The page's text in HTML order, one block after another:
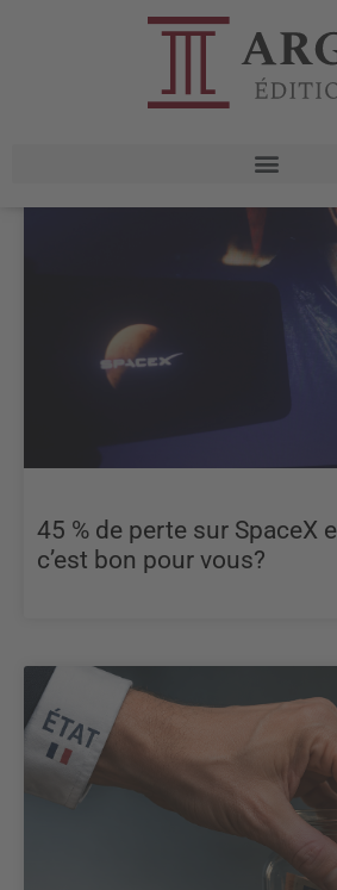
45 % de perte sur SpaceX
c’est bon pour vous?